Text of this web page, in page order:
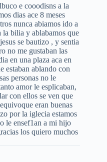
e cooodisns a la
dias ace 8 meses
nunca abiamos ido a
la bilia y ablabamos que
se bautizo , y sentia
no me gustaban las
en una plaza aca en
estaban ablando con
personas no le
amor le esplicaban,
con ellos se ven que
eran buenas
por la iglecia estamos
le ensef1an a mi hijo
los quiero muchos